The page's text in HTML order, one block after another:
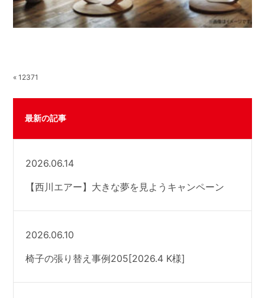
« 12371
最新の記事
2026.06.14
【西川エアー】大きな夢を見ようキャンペーン
2026.06.10
椅子の張り替え事例205[2026.4 K様]